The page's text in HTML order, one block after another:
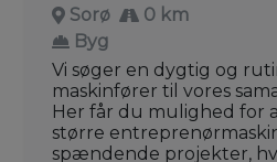
Sorø
0 km
Byg
Vi søger en dygtig og
maskinfører til vores
Her får du mulighed for
større
spændende projekter,